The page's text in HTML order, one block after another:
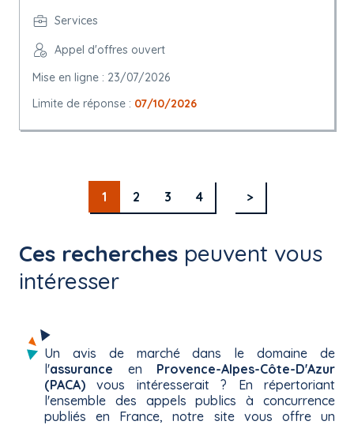
Services
Appel d'offres ouvert
Mise en ligne : 23/07/2026
Limite de réponse : 07/10/2026
1 2 3 4 >
Ces recherches peuvent vous
intéresser
Un avis de marché dans le domaine de
l'assurance en Provence-Alpes-Côte-D'Azur
(PACA) vous intéresserait ? En répertoriant
l'ensemble des appels publics à concurrence
publiés en France, notre site vous offre un